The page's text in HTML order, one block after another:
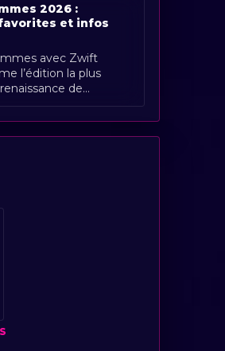
2026 :
et infos
avec Zwift
l’édition la plus
de
1er au 9 août 2026,